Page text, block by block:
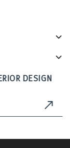
DESIGN